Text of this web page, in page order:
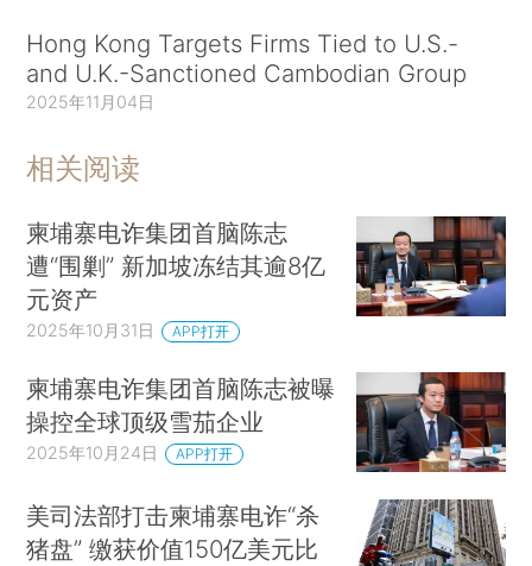
Hong Kong Targets Firms Tied to U.S.-
and U.K.-Sanctioned Cambodian Group
2025年11月04日
相关阅读
柬埔寨电诈集团首脑陈志
遭“围剿” 新加坡冻结其逾8亿
元资产
2025年10月31日 APP打开
柬埔寨电诈集团首脑陈志被曝
操控全球顶级雪茄企业
2025年10月24日 APP打开
美司法部打击柬埔寨电诈“杀
猪盘” 缴获价值150亿美元比